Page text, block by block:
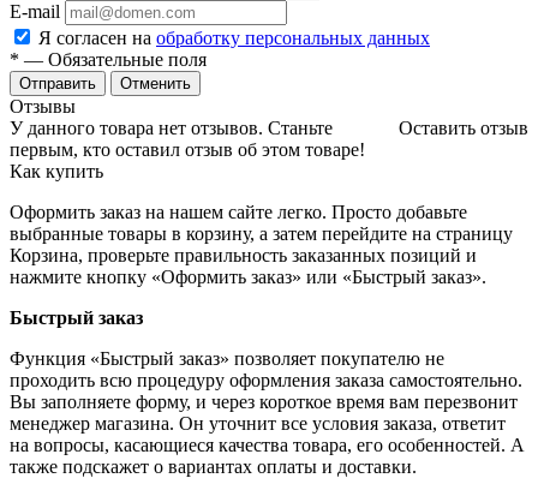
E-mail
Я согласен на обработку персональных данных
* — Обязательные поля
Отменить
Отзывы
Оставить отзыв
У данного товара нет отзывов. Станьте
первым, кто оставил отзыв об этом товаре!
Как купить
Оформить заказ на нашем сайте легко. Просто добавьте
выбранные товары в корзину, а затем перейдите на страницу
Корзина, проверьте правильность заказанных позиций и
нажмите кнопку «Оформить заказ» или «Быстрый заказ».
Быстрый заказ
Функция «Быстрый заказ» позволяет покупателю не
проходить всю процедуру оформления заказа самостоятельно.
Вы заполняете форму, и через короткое время вам перезвонит
менеджер магазина. Он уточнит все условия заказа, ответит
на вопросы, касающиеся качества товара, его особенностей. А
также подскажет о вариантах оплаты и доставки.